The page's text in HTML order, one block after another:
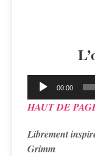
Lecteur
audio
00:00
HAUT DE
Librement
Grimm